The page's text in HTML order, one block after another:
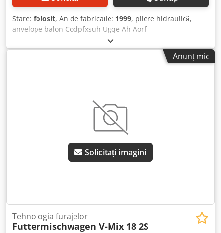
Stare: folosit, An de fabricație: 1999, pliere hidraulică,
anvelope balon Codpfxsuh Ugqe Ah Aorf
Anunț mic
Solicitați imagini
Tehnologia furajelor
Futtermischwagen V-Mix 18 2S